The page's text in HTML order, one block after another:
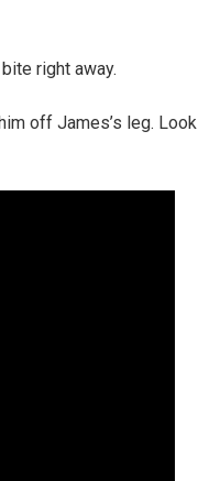
right away.
off James’s leg. Look